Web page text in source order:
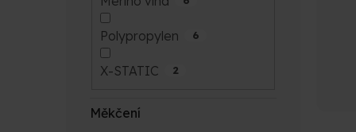
Polypropylen 6
X-STATIC 2
Měkčení